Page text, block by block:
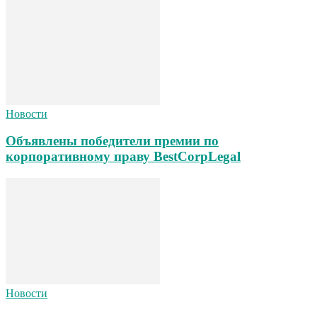
Новости
Объявлены победители премии по
корпоративному праву BestCorpLegal
Новости